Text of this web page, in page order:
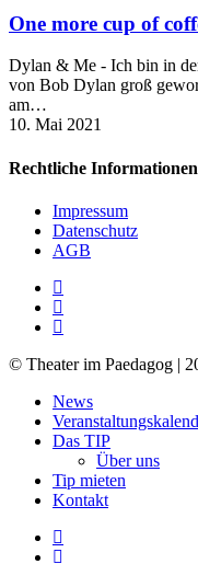
One more cup of
Dylan & Me - Ich bin in
von Bob Dylan groß
am…
10. Mai 2021
Rechtliche Informationen
Impressum
Datenschutz
AGB
facebook
youtube
RSS
© Theater im Paedagog |
Close
Menu
News
Das TIP
Über uns
Tip mieten
Kontakt
facebook
youtube